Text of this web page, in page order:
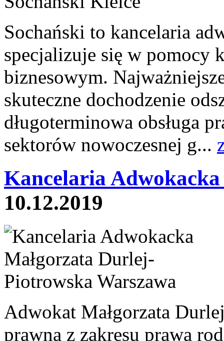
Sochański to kancelaria
specjalizuje się w pomocy
biznesowym.
skuteczne dochodzenie
długoterminowa obsługa
sektorów nowoczesnej g...
Kancelaria Adwokacka
10.12.2019
Adwokat Małgorzata
prawną z zakresu prawa